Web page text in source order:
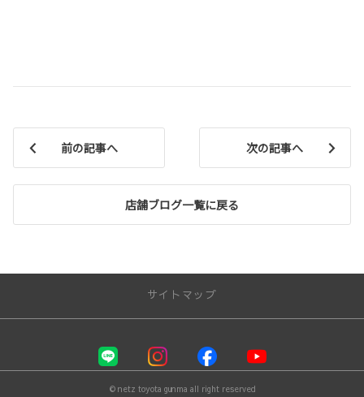
前の記事へ
店舗ブログ一覧に戻る
次の記事へ
サイトマップ
© netz toyota gunma all right reserved